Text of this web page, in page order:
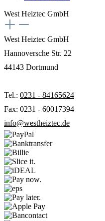
West Heiztec GmbH
West Heiztec GmbH
Hannoversche Str. 22
44143 Dortmund
Tel.: 0231 - 84165624
Fax: 0231 - 60017394
info@westheiztec.de